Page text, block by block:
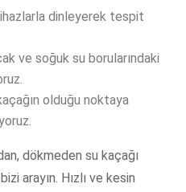
dinleyerek tespit
ve soğuk su borularındaki
olduğu noktaya
dökmeden su kaçağı
arayın. Hızlı ve kesin